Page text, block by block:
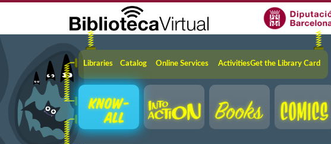
Navigation
Libraries Catalog Online Services ActivitiesGet the Library Card